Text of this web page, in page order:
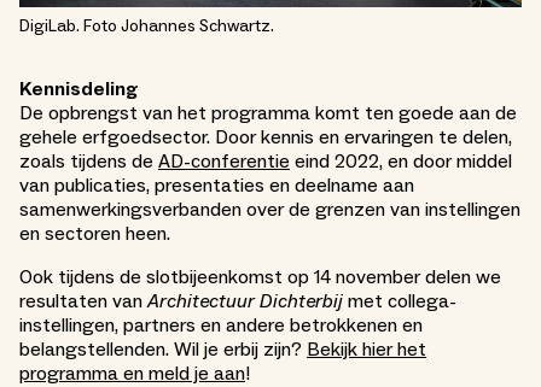
DigiLab. Foto Johannes Schwartz.
Kennisdeling
De opbrengst van het programma komt ten goede aan de
gehele erfgoedsector. Door kennis en ervaringen te delen,
zoals tijdens de AD-conferentie eind 2022, en door middel
van publicaties, presentaties en deelname aan
samenwerkingsverbanden over de grenzen van instellingen
en sectoren heen.
Ook tijdens de slotbijeenkomst op 14 november delen we
resultaten vanArchitectuur Dichterbij met collega-
instellingen, partners en andere betrokkenen en
belangstellenden. Wil je erbij zijn? Bekijk hier het
programma en meld je aan!